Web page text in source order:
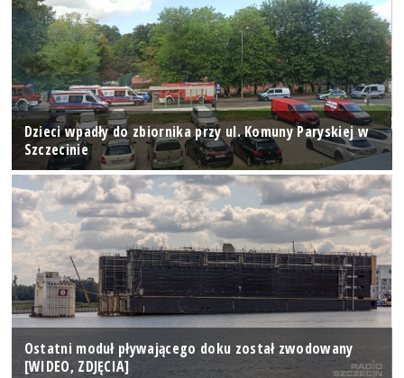
Dzieci wpadły do zbiornika przy ul. Komuny Paryskiej w
Szczecinie
Ostatni moduł pływającego doku został zwodowany
[WIDEO, ZDJĘCIA]